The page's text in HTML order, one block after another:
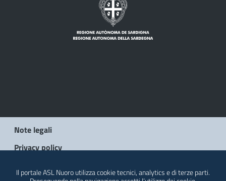
Note legali
Privacy policy
Il portale ASL Nuoro utilizza cookie tecnici, analytics e di terze parti.